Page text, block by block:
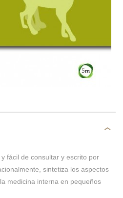
fácil de consultar y escrito por
sintetiza los aspectos
medicina interna en pequeños